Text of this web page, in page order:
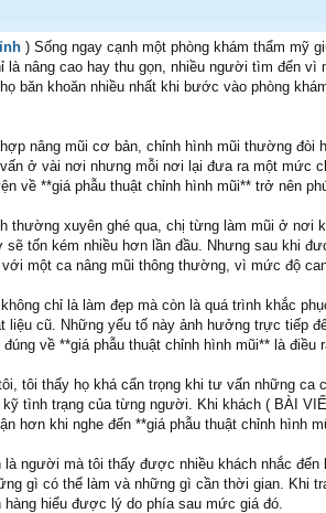
) Sống ngay cạnh một phòng khám thẩm mỹ
là nâng cao hay thu gọn, nhiều người tìm đến
băn khoăn nhiều nhất khi bước vào phòng
nâng mũi cơ bản, chỉnh hình mũi thường
ở vài nơi nhưng mỗi nơi lại đưa ra một mức
về **giá phẫu thuật chỉnh hình mũi** trở nên
thường xuyên ghé qua, chị từng làm mũi ở nơi
tốn kém nhiều hơn lần đầu. Nhưng sau khi
một ca nâng mũi thông thường, vì mức độ
chỉ là làm đẹp mà còn là quá trình khắc
liệu cũ. Những yếu tố này ảnh hưởng trực tiếp
về **giá phẫu thuật chỉnh hình mũi** là
tôi thấy họ khá cẩn trọng khi tư vấn những
tình trạng của từng người. Khi khách ( BÀI
hơn khi nghe đến **giá phẫu thuật chỉnh hình
là người mà tôi thấy được nhiều khách nhắc
gì có thể làm và những gì cần thời gian. Khi
hàng hiểu được lý do phía sau mức giá đó.